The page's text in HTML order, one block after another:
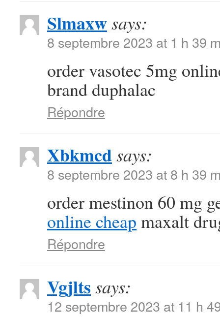
Slmaxwsays:
8 septembre 2023 at 1 h 39
order vasotec 5mg
brand duphalac
Répondre
Xbkmcdsays:
8 septembre 2023 at 8 h 39
order mestinon 60 mg
online cheap maxalt
Répondre
Vgjlts says:
12 septembre 2023 at 11 h